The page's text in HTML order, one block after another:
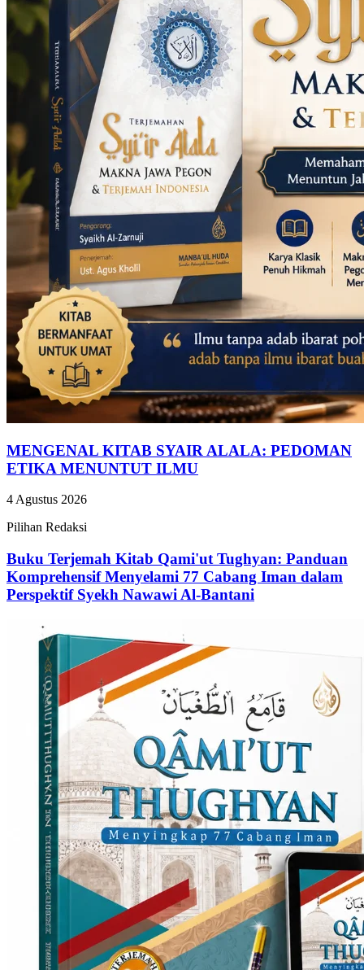
MENGENAL KITAB SYAIR ALALA: PEDOMAN
ETIKA MENUNTUT ILMU
4 Agustus 2026
Pilihan Redaksi
Buku Terjemah Kitab Qami'ut Tughyan: Panduan
Komprehensif Menyelami 77 Cabang Iman dalam
Perspektif Syekh Nawawi Al-Bantani